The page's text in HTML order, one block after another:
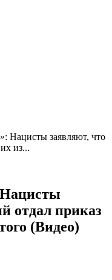
Нацисты заявляют, что
из...
Нацисты
отдал приказ
(Видео)